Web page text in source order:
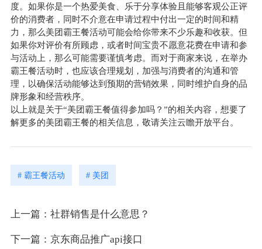
度。如果你是一个热爱美食、乐于分享体验且能够客观公正评
价的消费者，同时不介意在申请过程中付出一定的时间和精
力，那么美团霸王餐活动可能会给你带来不少乐趣和收获。但
如果你对评价有所顾虑，或者时间宝贵不愿意花费在申请和参
与活动上，那么可能需要谨慎考虑。而对于商家来说，在举办
霸王餐活动时，也应该合理规划，加强与消费者的沟通和管
理，以确保活动能够达到预期的营销效果，同时维护自身的品
牌形象和经营秩序。
以上就是关于“美团霸王餐值得参加吗？”的相关内容，想要了
解更多的美团霸王餐的相关信息，敬请关注云瞻开放平台。
# 霸王餐活动 # 美团
上一篇：社群销售是什么意思？
下一篇：京东商品推广api接口